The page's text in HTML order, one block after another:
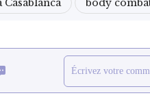
body
Écrivez votre